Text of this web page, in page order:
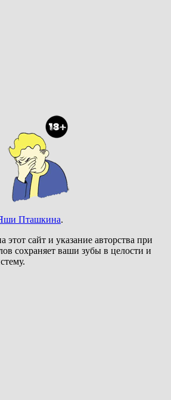
Пташкина.
этот сайт и указание авторства при
сохраняет ваши зубы в целости и